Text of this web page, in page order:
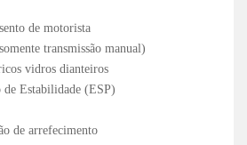
de motorista
transmissão manual)
vidros dianteiros
Estabilidade (ESP)
de arrefecimento